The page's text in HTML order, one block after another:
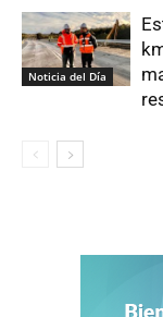
Noticia del Día